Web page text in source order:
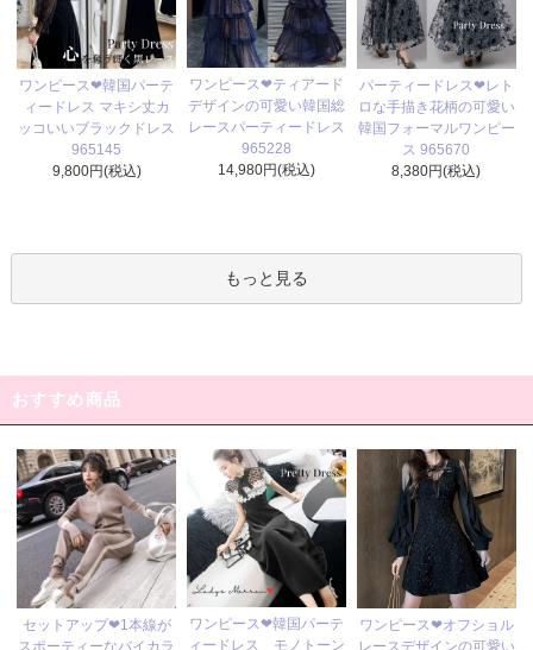
ワンピース❤韓国パーテ
ィードレス マキシ丈カ
ッコいいブラックドレス
965145
9,800円(税込)
ワンピース❤ティアード
デザインの可愛い韓国総
レースパーティードレス
965228
14,980円(税込)
パーティードレス❤レト
ロな手描き花柄の可愛い
韓国フォーマルワンピー
ス 965670
8,380円(税込)
もっと見る
おすすめ商品
セットアップ❤1本線が
スポーティーなバイカラ
ワンピース❤韓国パーテ
ィードレス モノトーン
ワンピース❤オフショル
レースデザインの可愛い